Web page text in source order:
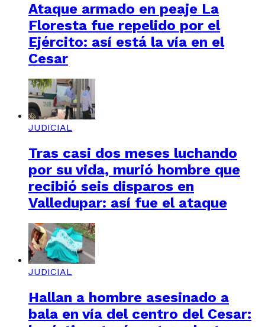
Ataque armado en peaje La
Floresta fue repelido por el
Ejército: así está la vía en el
Cesar
JUDICIAL
Tras casi dos meses luchando
por su vida, murió hombre que
recibió seis disparos en
Valledupar: así fue el ataque
JUDICIAL
Hallan a hombre asesinado a
bala en vía del centro del Cesar: